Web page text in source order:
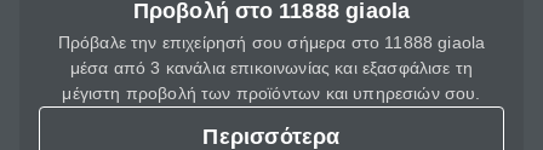
Προβολή στο 11888 giaola
Πρόβαλε την επιχείρησή σου σήμερα στο 11888 giaola
μέσα από 3 κανάλια επικοινωνίας και εξασφάλισε τη
μέγιστη προβολή των προϊόντων και υπηρεσιών σου.
Περισσότερα